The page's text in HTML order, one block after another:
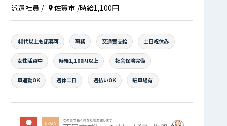
派遣社員 / 佐賀市 /時給1,100円
40代以上も応募可 事務 交通費支給 土日祝休み
女性活躍中 時給1,100円以上 社会保険完備
車通勤OK 週休二日 週払いOK 駐車場有